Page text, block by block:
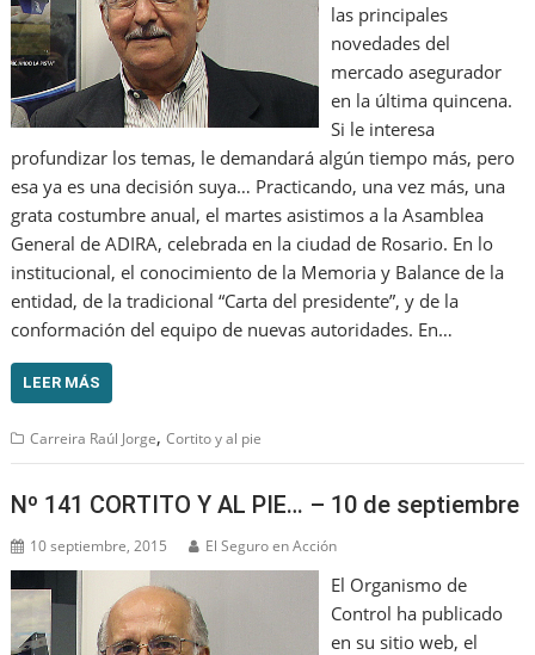
las principales
novedades del
mercado asegurador
en la última quincena.
Si le interesa
profundizar los temas, le demandará algún tiempo más, pero
esa ya es una decisión suya… Practicando, una vez más, una
grata costumbre anual, el martes asistimos a la Asamblea
General de ADIRA, celebrada en la ciudad de Rosario. En lo
institucional, el conocimiento de la Memoria y Balance de la
entidad, de la tradicional “Carta del presidente”, y de la
conformación del equipo de nuevas autoridades. En…
LEER MÁS
Carreira Raúl Jorge,Cortito y al pie
Nº 141 CORTITO Y AL PIE… – 10 de septiembre
10 septiembre, 2015 El Seguro en Acción
El Organismo de
Control ha publicado
en su sitio web, el